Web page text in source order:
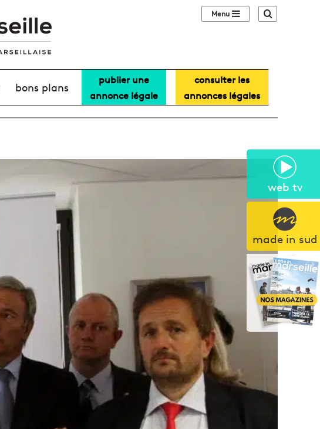
web tv
made in sud
Sidebar (barre
bons plans
publier une
annonce légale
consulter les
annonces légales